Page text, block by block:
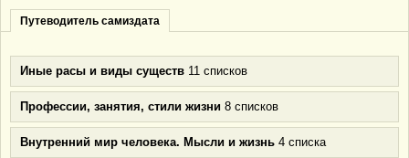
Путеводитель самиздата
Иные расы и виды существ 11 списков
Профессии, занятия, стили жизни 8 списков
Внутренний мир человека. Мысли и жизнь 4 списка